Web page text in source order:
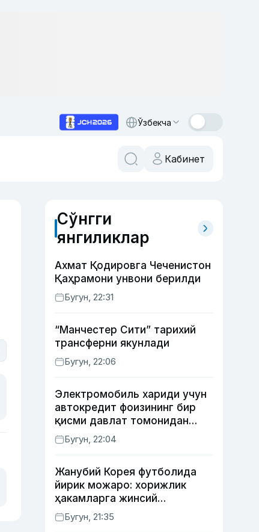
Ўзбекча
Кабинет
Сўнгги
янгиликлар
Ахмат Қодировга Чеченистон
Қаҳрамони унвони берилди
Бугун, 22:31
“Манчестер Сити” тарихий
трансферни якунлади
Бугун, 22:06
Электромобиль хариди учун
автокредит фоизининг бир
қисми давлат томонидан
қоплаб берилиши мумкин
Бугун, 22:04
Жанубий Корея футболида
йирик можаро: хорижлик
ҳакамларга жинсий
хизматлар кўрсатилгани
маълум қилинди
Бугун, 21:35